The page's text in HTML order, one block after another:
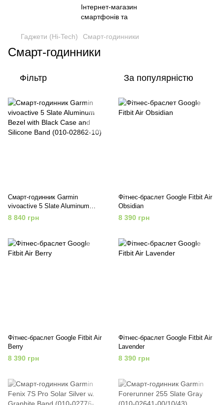
Гаджети (Hi-Tech) Смарт-годинники
Смарт-годинники
Фільтр За популярністю
Смарт-годинник Garmin
vivoactive 5 Slate Aluminum
Bezel with Black Case and
Silicone Band (010-02862-10)
8 840 грн
Фітнес-браслет Google Fitbit Air
Obsidian
8 390 грн
Фітнес-браслет Google Fitbit Air
Berry
8 390 грн
Фітнес-браслет Google Fitbit Air
Lavender
8 390 грн